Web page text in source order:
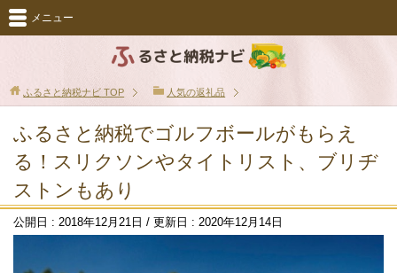
メニュー
ふるさと納税ナビ TOP 人気の返礼品
ふるさと納税でゴルフボールがもらえ
る！スリクソンやタイトリスト、ブリヂ
ストンもあり
公開日 : 2018年12月21日 / 更新日 : 2020年12月14日